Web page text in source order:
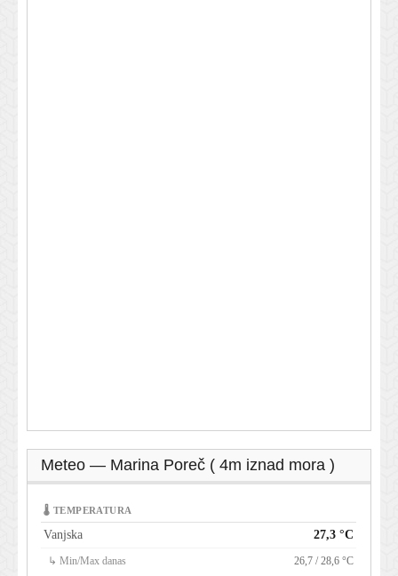
Meteo — Marina Poreč ( 4m iznad mora )
🌡 TEMPERATURA
Vanjska 27,3 °C
↳ Min/Max danas 26,7 / 28,6 °C